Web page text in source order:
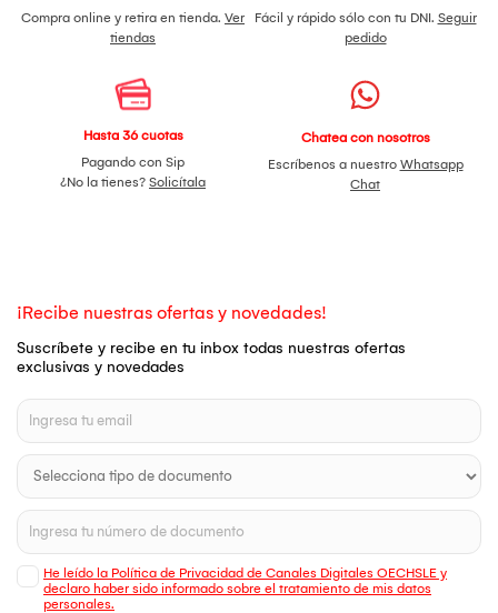
Compra online y retira en tienda. Ver
tiendas
Fácil y rápido sólo con tu DNI. Seguir
pedido
Hasta 36 cuotas
Pagando con Sip
¿No la tienes? Solicítala
Chatea con nosotros
Escríbenos a nuestro Whatsapp
Chat
¡Recibe nuestras ofertas y novedades!
Suscríbete y recibe en tu inbox todas nuestras ofertas
exclusivas y novedades
He leído la Política de Privacidad de Canales Digitales OECHSLE y
declaro haber sido informado sobre el tratamiento de mis datos
personales.